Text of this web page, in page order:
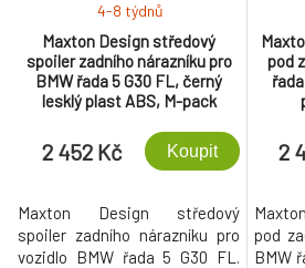
Maxton Design středový
spoiler zadního nárazníku pro
BMW řada 5 G30 FL, černý
lesklý plast ABS, M-pack
4-8 týdnů
2 452 Kč Koupit
Maxton Design středový
spoiler zadního nárazníku pro
vozidlo BMW řada 5 G30 FL.
pod
2
pod
BMW